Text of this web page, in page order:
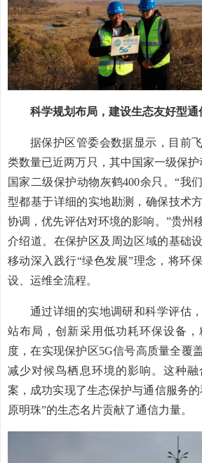
科学规划布局，建设生态友好型通
据保护区管委会数据显示，目前
类数量已近两万只，其中国家一级保护
国家二级保护动物灰鹤400余只。“我
型都基于详细的实地勘测，确保技术
协调，优先评估对环境的影响。”贵州
介绍道。在保护区及周边区域的基础
移动深入践行“绿色发展”理念，将环
设、运维全流程。
通过详细的实地调研和科学评估
站布局，创新采用低功耗环保设备
度，在实现保护区5G信号高质量全覆
减少对候鸟栖息环境的影响。这种
案，成功实现了生态保护与通信服务
原明珠”的生态名片贡献了通信力量。